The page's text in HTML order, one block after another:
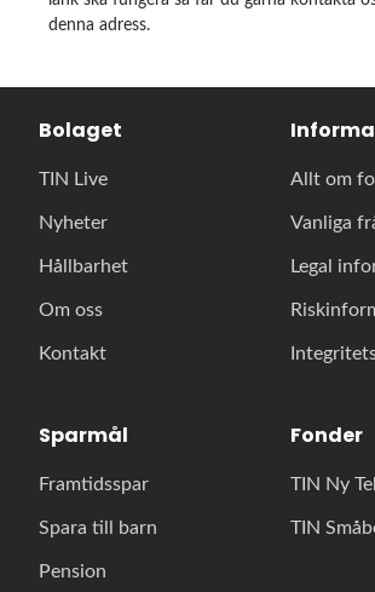
denna adress.
Bolaget
TIN Live
Nyheter
Hållbarhet
Om oss
Kontakt
Allt om
Vanliga
Legal
Sparmål
Framtidsspar
Spara till barn
Pension
Fonder
TIN Ny
TIN